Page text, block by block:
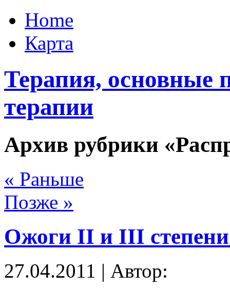
Home
Карта
Терапия, основные
терапии
Архив рубрики
« Раньше
Позже »
Ожоги II и III
27.04.2011 | Автор: